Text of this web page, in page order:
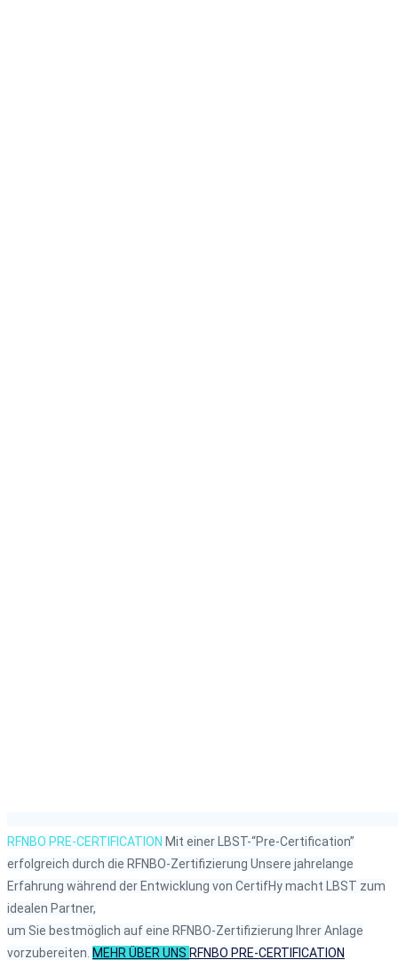
RFNBO PRE-CERTIFICATION Mit einer LBST-“Pre-Certification”
erfolgreich durch die RFNBO-Zertifizierung Unsere jahrelange
Erfahrung während der Entwicklung von CertifHy macht LBST zum
idealen Partner,
um Sie bestmöglich auf eine RFNBO-Zertifizierung Ihrer Anlage
vorzubereiten. MEHR ÜBER UNS RFNBO PRE-CERTIFICATION